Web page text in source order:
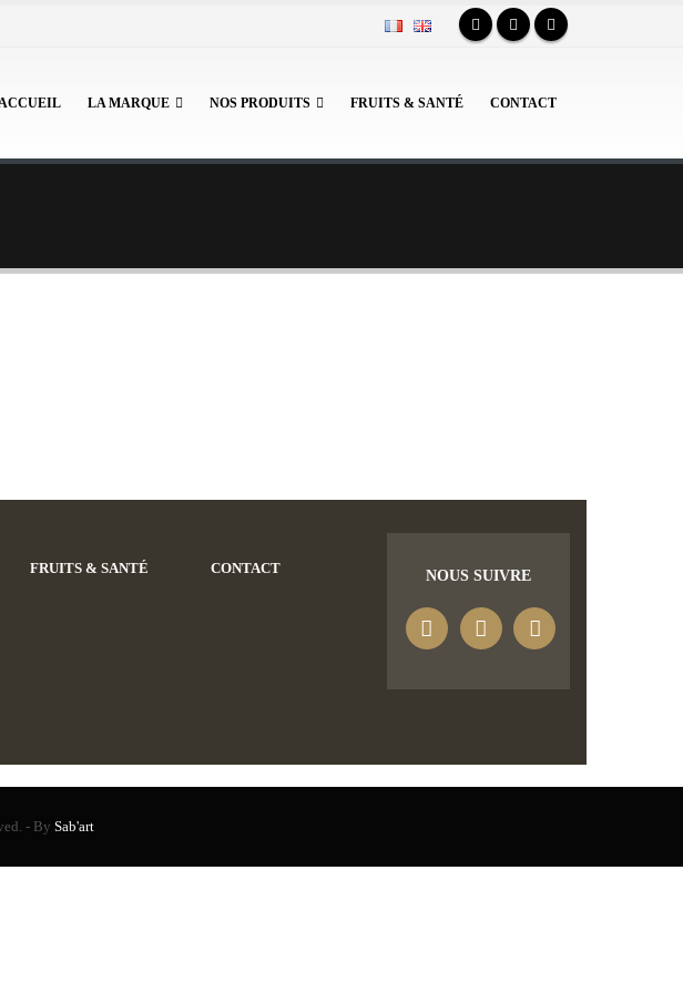
LA MARQUE NOS PRODUITS FRUITS & SANTÉ CONTACT
FRUITS & SANTÉ CONTACT NOUS SUIVRE
- By Sab'art